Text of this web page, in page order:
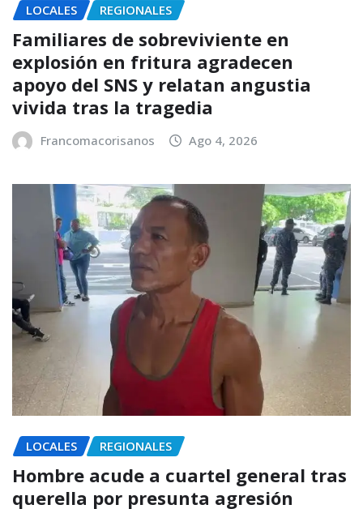
LOCALES REGIONALES
Familiares de sobreviviente en
explosión en fritura agradecen
apoyo del SNS y relatan angustia
vivida tras la tragedia
Francomacorisanos Ago 4, 2026
LOCALES REGIONALES
Hombre acude a cuartel general tras
querella por presunta agresión